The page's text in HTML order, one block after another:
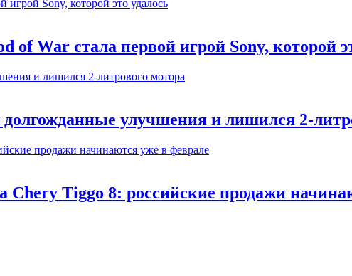
War стала первой игрой Sony, которой
улучшения и лишился 2-
Chery Tiggo 8: российские продажи